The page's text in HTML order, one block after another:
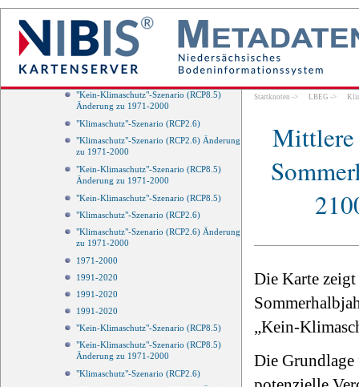
Änderung zu 1971-2000
"Klimaschutz"-Szenario (RCP2.6)
"Klimaschutz"-Szenario (RCP2.6) Änderung
"Kein-Klimaschutz"-Szenario (RCP8.5)
Änderung zu 1971-2000
"Klimaschutz"-Szenario (RCP2.6)
"Klimaschutz"-Szenario (RCP2.6) Änderung
zu 1971-2000
"Kein-Klimaschutz"-Szenario (RCP8.5)
Änderung zu 1971-2000
"Kein-Klimaschutz"-Szenario (RCP8.5)
"Klimaschutz"-Szenario (RCP2.6)
"Klimaschutz"-Szenario (RCP2.6) Änderung
zu 1971-2000
1971-2000
1991-2020
1991-2020
1991-2020
"Kein-Klimaschutz"-Szenario (RCP8.5)
"Kein-Klimaschutz"-Szenario (RCP8.5)
Änderung zu 1971-2000
"Klimaschutz"-Szenario (RCP2.6)
Startknoten -> LBEG ->
Mittlere
Die Karte
„Kein-
Die